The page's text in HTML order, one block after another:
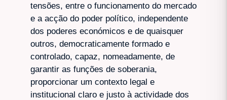
tensões, entre o funcionamento do mercado
e a acção do poder político, independente
dos poderes económicos e de quaisquer
outros, democraticamente formado e
controlado, capaz, nomeadamente, de
garantir as funções de soberania,
proporcionar um contexto legal e
institucional claro e justo à actividade dos